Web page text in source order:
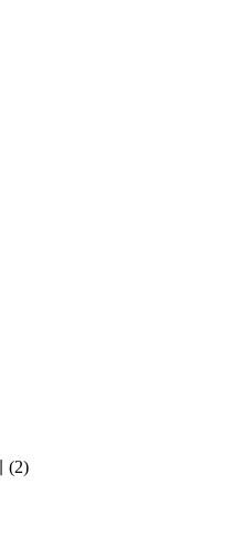
(2)